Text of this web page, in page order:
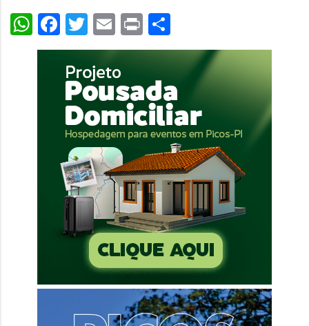
WhatsApp
Facebook
Twitter
Email
PrintShare